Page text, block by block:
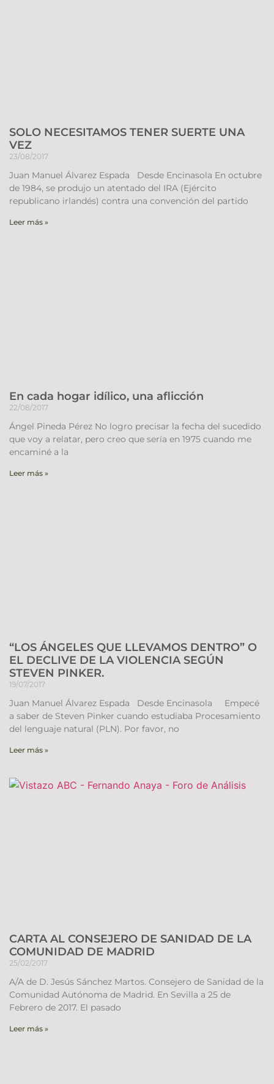
SOLO NECESITAMOS TENER SUERTE UNA
VEZ
23/08/2017
Juan Manuel Álvarez Espada Desde Encinasola En octubre
de 1984, se produjo un atentado del IRA (Ejército
republicano irlandés) contra una convención del partido
Leer más »
En cada hogar idílico, una aflicción
22/08/2017
Ángel Pineda Pérez No logro precisar la fecha del sucedido
que voy a relatar, pero creo que sería en 1975 cuando me
encaminé a la
Leer más »
“LOS ÁNGELES QUE LLEVAMOS DENTRO” O
EL DECLIVE DE LA VIOLENCIA SEGÚN
STEVEN PINKER.
19/07/2017
Juan Manuel Álvarez Espada Desde Encinasola Empecé
a saber de Steven Pinker cuando estudiaba Procesamiento
del lenguaje natural (PLN). Por favor, no
Leer más »
CARTA AL CONSEJERO DE SANIDAD DE LA
COMUNIDAD DE MADRID
25/02/2017
A/A de D. Jesús Sánchez Martos. Consejero de Sanidad de la
Comunidad Autónoma de Madrid. En Sevilla a 25 de
Febrero de 2017. El pasado
Leer más »